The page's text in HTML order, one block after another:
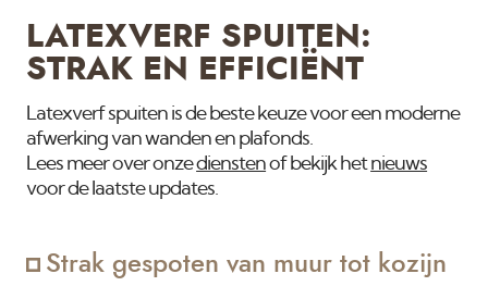
LATEXVERF SPUITEN:
STRAK EN EFFICIËNT
Latexverf spuiten is de beste keuze voor een moderne
afwerking van wanden en plafonds.
Lees meer over onzedienstenof bekijk hetnieuws
voor de laatste updates.
Strak gespoten van muur tot kozijn